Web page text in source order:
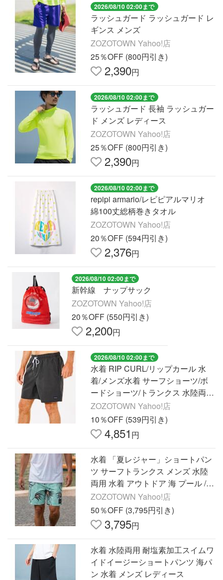
2026/08/10 02:00まで
ラッシュガード ラッシュガード レ
ギンス メンズ
ZOZOTOWN Yahoo!店
25％OFF (800円引き)
2,390円
2026/08/10 02:00まで
ラッシュガード 長袖 ラッシュガー
ド メンズ レディース
ZOZOTOWN Yahoo!店
25％OFF (800円引き)
2,390円
2026/08/10 02:00まで
repipi armario/レピピアルマリオ
綿100丈総柄巻きタオル
ZOZOTOWN Yahoo!店
20％OFF (594円引き)
2,376円
2026/08/10 02:00まで
新幹線 ナップサック
ZOZOTOWN Yahoo!店
20％OFF (550円引き)
2,200円
2026/08/10 02:00まで
水着 RIP CURL/リップカール 水
着/メンズ水着 サーフショーツ/ボ
ードショーツ/トランクス 水陸両用
CBOCY9 メンズ
ZOZOTOWN Yahoo!店
10％OFF (539円引き)
4,851 円
水着 「夏レジャー」ショートパン
ツ サーフトランクス メンズ 水陸
両用 水着 アウトドア 海 プール / R
IPCURL（リップカール） メンズ
ZOZOTOWN Yahoo!店
50％OFF (3,795円引き)
3,795円
水着 水陸両用 耐塩素加工スイムワ
イドイージーショートパンツ 海パ
ン 水着 メンズ レディース